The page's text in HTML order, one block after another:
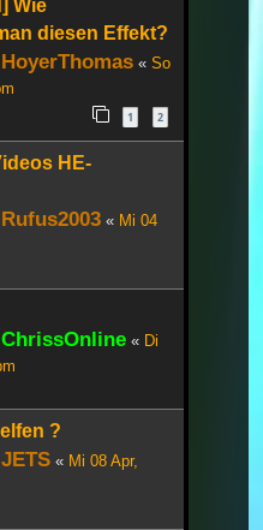
Wie
diesen Effekt?
HoyerThomas « So
1 2
HE-
Rufus2003 « Mi 04
ChrissOnline « Di
?
JETS « Mi 08 Apr,